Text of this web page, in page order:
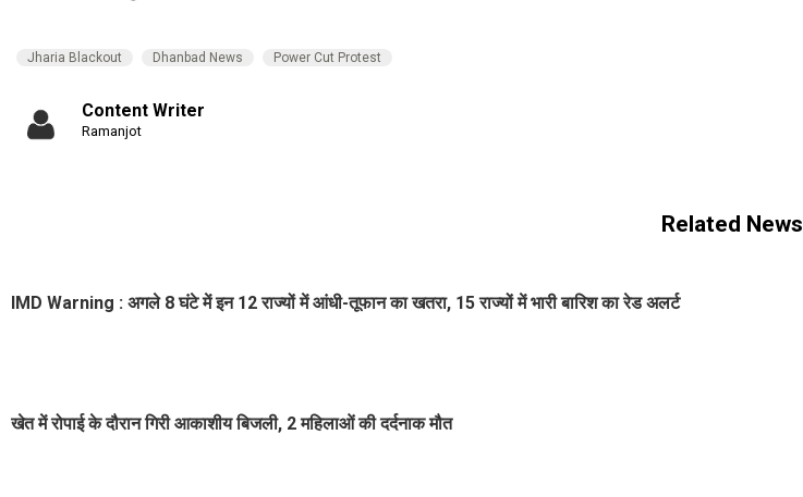
Jharia Blackout Dhanbad News Power Cut Protest
Content Writer
Ramanjot
Related News
IMD Warning : अगले 8 घंटे में इन 12 राज्यों में आंधी-तूफान का खतरा, 15 राज्यों में भारी बारिश का रेड अलर्ट
खेत में रोपाई के दौरान गिरी आकाशीय बिजली, 2 महिलाओं की दर्दनाक मौत